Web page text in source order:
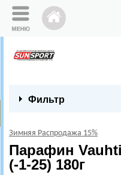
Фильтр
Зимняя Распродажа 15%
Парафин
(-1-25) 180г